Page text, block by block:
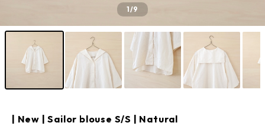
1/9
| New | Sailor blouse S/S | Natural